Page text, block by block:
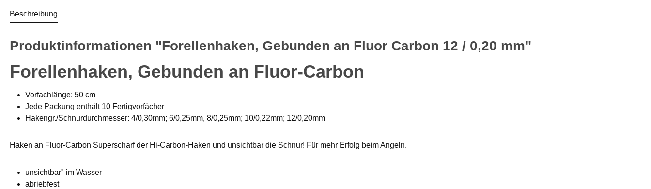
Beschreibung
Produktinformationen "Forellenhaken, Gebunden an Fluor Carbon 12 / 0,20 mm"
Forellenhaken, Gebunden an Fluor-Carbon
Vorfachlänge: 50 cm
Jede Packung enthält 10 Fertigvorfächer
Hakengr./Schnurdurchmesser: 4/0,30mm; 6/0,25mm, 8/0,25mm; 10/0,22mm; 12/0,20mm
Haken an Fluor-Carbon Superscharf der Hi-Carbon-Haken und unsichtbar die Schnur! Für mehr Erfolg beim Angeln.
unsichtbar" im Wasser
abriebfest